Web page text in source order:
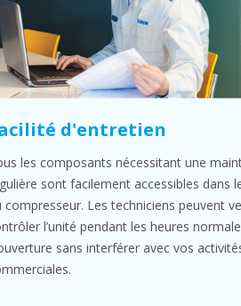
d'entretien
les composants nécessitant une
sont facilement accessibles dans
compresseur. Les techniciens peuvent
l’unité pendant les heures
sans interférer avec vos